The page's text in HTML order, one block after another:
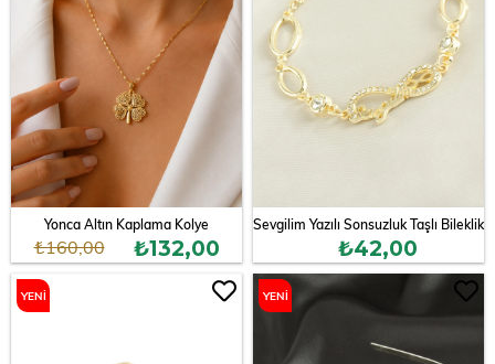
Yonca Altın Kaplama Kolye
₺132,00
₺160,00
Sevgilim Yazılı Sonsuzluk Taşlı Bileklik
₺42,00
YENI YENI